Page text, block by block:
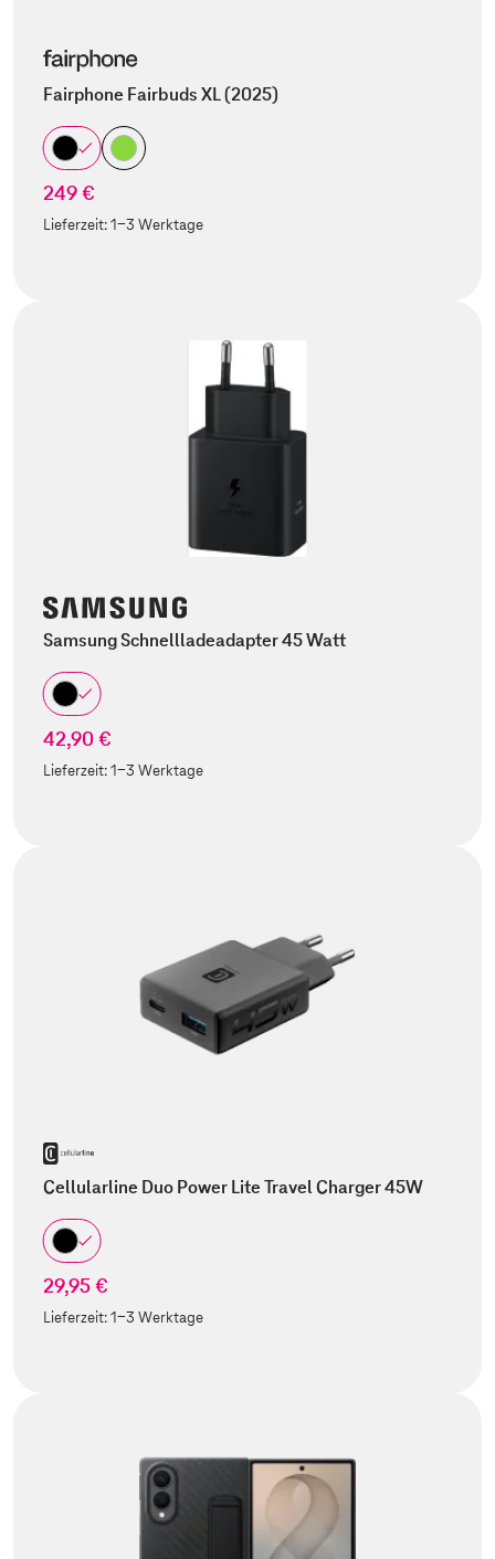
Fairphone Fairbuds XL (2025)
249 €
Lieferzeit:1-3 Werktage
Samsung Schnellladeadapter 45 Watt
42,90 €
Lieferzeit:1-3 Werktage
Cellularline Duo Power Lite Travel Charger 45W
29,95 €
Lieferzeit:1-3 Werktage